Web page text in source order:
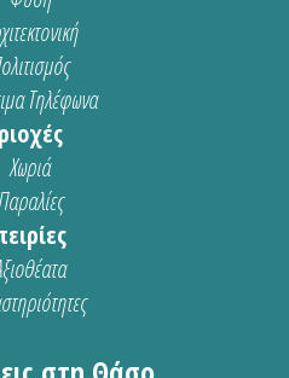
Τηλέφωνα
Χωριά